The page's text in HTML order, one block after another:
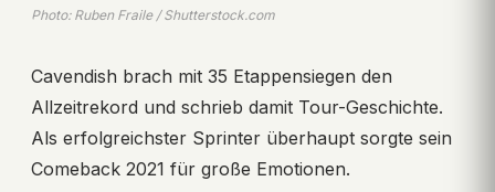
Photo: Ruben Fraile / Shutterstock.com
Cavendish brach mit 35 Etappensiegen den
Allzeitrekord und schrieb damit Tour-Geschichte.
Als erfolgreichster Sprinter überhaupt sorgte sein
Comeback 2021 für große Emotionen.